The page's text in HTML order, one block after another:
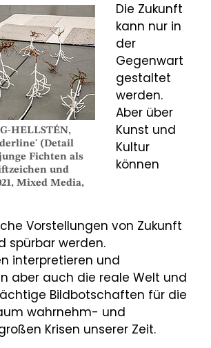
HELLSTÉN,
(Detail
Fichten als
und
Mixed Media,
Die Zukunft
kann nur in
der
Gegenwart
gestaltet
werden.
Aber über
Kunst und
Kultur
können
Vorstellungen von Zukunft
spürbar werden.
interpretieren und
aber auch die reale Welt und
Bildbotschaften für die
wahrnehm- und
Krisen unserer Zeit.